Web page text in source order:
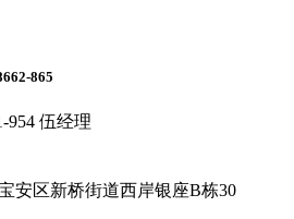
865
954 伍经理
安区新桥街道西岸银座B栋30